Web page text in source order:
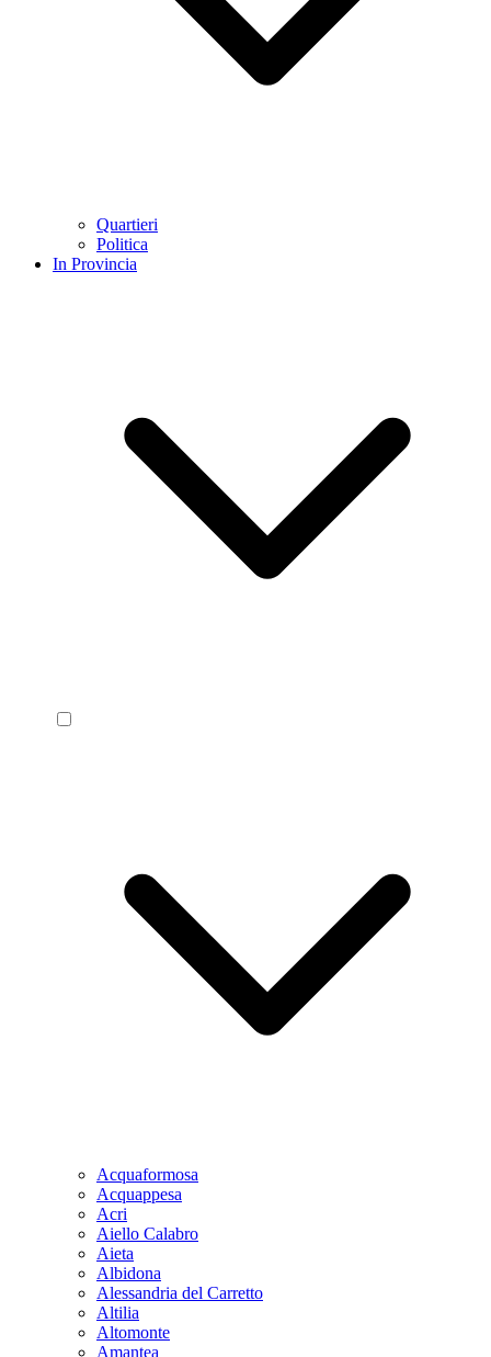
Quartieri
Politica
In Provincia
Acquaformosa
Acquappesa
Acri
Aiello Calabro
Aieta
Albidona
Alessandria del Carretto
Altilia
Altomonte
Amantea